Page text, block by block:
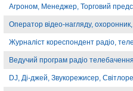
Агроном, Менеджер, Торговий
Оператор відео-нагляду,
Журналіст кореспондент радіо,
Ведучий програм радіо
DJ, Ді-джей, Звукорежисер,